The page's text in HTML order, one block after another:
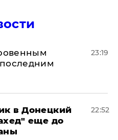
23:19
в Донецкий
еще до
22:52